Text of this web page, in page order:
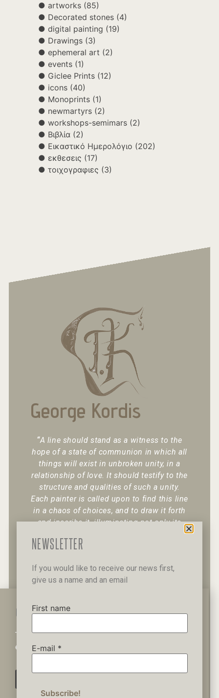
artworks (85)
Decorated stones (4)
digital painting (19)
Drawings (3)
ephemeral art (2)
events (1)
Giclee Prints (12)
icons (40)
Monoprints (1)
newmartyrs (2)
workshops-semimars (2)
Βιβλία (2)
Εικαστικό Ημερολόγιο (202)
εκθεσεις (17)
τοιχογραφιες (3)
George Kordis
“A line should stand as a witness to the
hope of a state of communion in which all
things will exist in unbroken unity, in a
relationship of love. It should testify to the
structure and qualities of such a unity.
Each painter is called upon to find this line
in a chaos of choices, and to draw it forth
and inscribe it, illuminating not only its
WAIT A MINUTE...
This website uses cookies to ensure you get the best
experience on our website.
NEWSLETTER
If you would like to receive our news first,
give us a name and an email
First name
E-mail *